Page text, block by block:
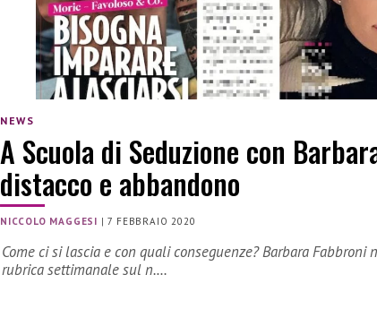
NEWS
A Scuola di Seduzione con
distacco e abbandono
NICCOLO MAGGESI |7 FEBBRAIO 2020
Come ci si lascia e con quali conseguenze? Barbara Fabbroni
rubrica settimanale sul n.…